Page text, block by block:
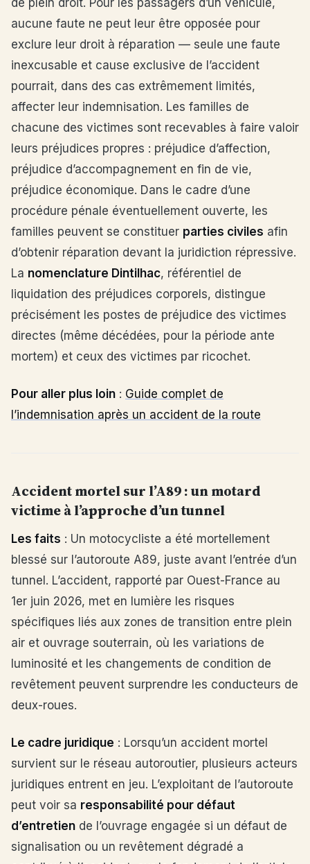
de plein droit. Pour les passagers d’un véhicule,
aucune faute ne peut leur être opposée pour
exclure leur droit à réparation — seule une faute
inexcusable et cause exclusive de l’accident
pourrait, dans des cas extrêmement limités,
affecter leur indemnisation. Les familles de
chacune des victimes sont recevables à faire valoir
leurs préjudices propres : préjudice d’affection,
préjudice d’accompagnement en fin de vie,
préjudice économique. Dans le cadre d’une
procédure pénale éventuellement ouverte, les
familles peuvent se constituer parties civiles afin
d’obtenir réparation devant la juridiction répressive.
La nomenclature Dintilhac, référentiel de
liquidation des préjudices corporels, distingue
précisément les postes de préjudice des victimes
directes (même décédées, pour la période ante
mortem) et ceux des victimes par ricochet.
Pour aller plus loin : Guide complet de
l’indemnisation après un accident de la route
Accident mortel sur l’A89 : un motard
victime à l’approche d’un tunnel
Les faits : Un motocycliste a été mortellement
blessé sur l’autoroute A89, juste avant l’entrée d’un
tunnel. L’accident, rapporté par Ouest-France au
1er juin 2026, met en lumière les risques
spécifiques liés aux zones de transition entre plein
air et ouvrage souterrain, où les variations de
luminosité et les changements de condition de
revêtement peuvent surprendre les conducteurs de
deux-roues.
Le cadre juridique : Lorsqu’un accident mortel
survient sur le réseau autoroutier, plusieurs acteurs
juridiques entrent en jeu. L’exploitant de l’autoroute
peut voir sa responsabilité pour défaut
d’entretien de l’ouvrage engagée si un défaut de
signalisation ou un revêtement dégradé a